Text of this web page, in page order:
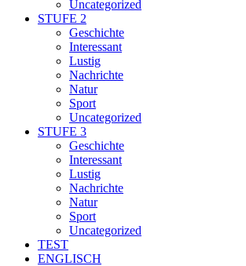
Uncategorized
STUFE 2
Geschichte
Interessant
Lustig
Nachrichte
Natur
Sport
Uncategorized
STUFE 3
Geschichte
Interessant
Lustig
Nachrichte
Natur
Sport
Uncategorized
TEST
ENGLISCH